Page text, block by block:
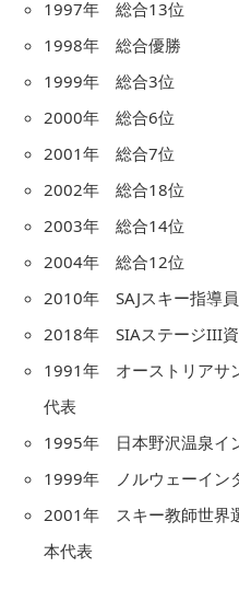
1997年 総合13位
1998年 総合優勝
1999年 総合3位
2000年 総合6位
2001年 総合7位
2002年 総合18位
2003年 総合14位
2004年 総合12位
2010年 SAJスキー指導
2018年 SIAステージIII
1991年 オーストリアサ
代表
1995年 日本野沢温泉イ
1999年 ノルウェーイン
2001年 スキー教師世界
本代表